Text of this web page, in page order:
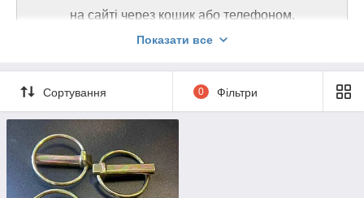
на сайті через кошик або телефоном.
Телефонуйте 067 818 16 07
Показати все
Сортування 0 Фільтри